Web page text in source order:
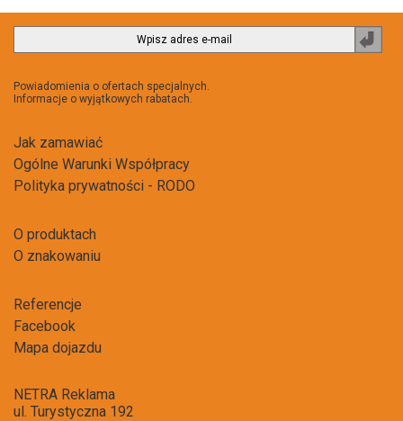
Powiadomienia o ofertach specjalnych.
Informacje o wyjątkowych rabatach.
Jak zamawiać
Ogólne Warunki Współpracy
Polityka prywatności - RODO
O produktach
O znakowaniu
Referencje
Facebook
Mapa dojazdu
NETRA Reklama
ul. Turystyczna 192